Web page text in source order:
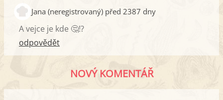
Jana (neregistrovaný) před 2387 dny
A vejce je kde 🤔!?
odpovědět
NOVÝ KOMENTÁŘ